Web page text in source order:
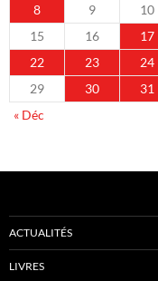
8
9 10
15
16 17
22
23 24
29
30
31
« Déc
ACTUALITÉS
LIVRES